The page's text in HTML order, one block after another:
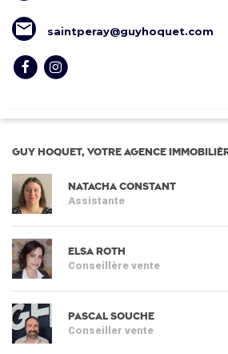
saintperay@guyhoquet.com
Guy Hoquet, votre agence immobilière
Natacha CONSTANT
Assistante
Elsa ROTH
Conseillère vente
Pascal SOUCHE
Conseiller vente